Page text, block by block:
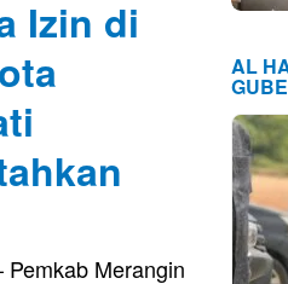
Izin di
Merangin
AL